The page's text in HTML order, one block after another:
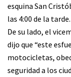
esquina San
las 4:00 de la tarde.
De su lado, el
dijo que “este
motocicletas,
seguridad a los